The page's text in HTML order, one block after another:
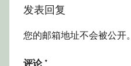
发表回复
您的邮箱地址不会被公开。
评论 *